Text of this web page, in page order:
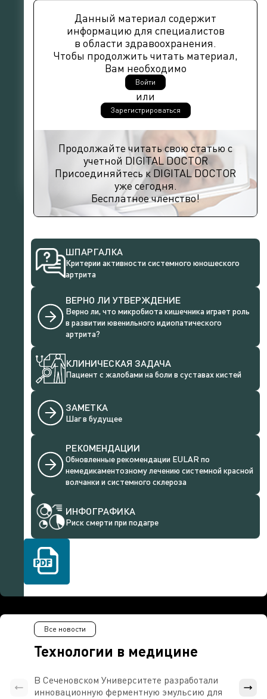
Данный материал содержит
информацию для специалистов
в области здравоохранения.
Чтобы продолжить читать материал,
Вам необходимо
Войти
или
Зарегистрироваться
Продолжайте читать свою статью с
учетной DIGITAL DOCTOR
Присоединяйтесь к DIGITAL DOCTOR
уже сегодня.
Бесплатное членство!
ШПАРГАЛКА
Критерии активности системного юношеского
артрита
ВЕРНО ЛИ УТВЕРЖДЕНИЕ
Верно ли, что микробиота кишечника играет роль
в развитии ювенильного идиопатического
артрита?
КЛИНИЧЕСКАЯ ЗАДАЧА
Пациент с жалобами на боли в суставах кистей
ЗАМЕТКА
Шаг в будущее
РЕКОМЕНДАЦИИ
Обновленные рекомендации EULAR по
немедикаментозному лечению системной красной
волчанки и системного склероза
ИНФОГРАФИКА
Риск смерти при подагре
Технологии в медицине
Все новости
В Сеченовском Университете разработали
инновационную ферментную эмульсию для